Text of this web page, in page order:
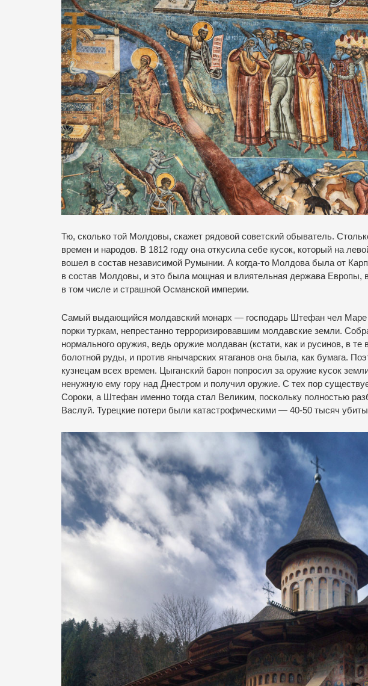
Тю, сколько той Молдовы, скажет рядовой советский обыватель.
времен и народов. В 1812 году она откусила себе кусок, который на
вошел в состав независимой Румынии. А когда-то Молдова была от
в состав Молдовы, и это была мощная и влиятельная держава Европы,
в том числе и страшной Османской империи.
Самый выдающийся молдавский монарх — господарь Штефан чел
порки туркам, непрестанно терроризировавшим молдавские земли.
нормального оружия, ведь оружие молдаван (кстати, как и русинов, в те
болотной руды, и против янычарских ятаганов она была, как бумага.
кузнецам всех времен. Цыганский барон попросил за оружие кусок
ненужную ему гору над Днестром и получил оружие. С тех пор
Сороки, а Штефан именно тогда стал Великим, поскольку полностью
Васлуй. Турецкие потери были катастрофическими — 40-50 тысяч